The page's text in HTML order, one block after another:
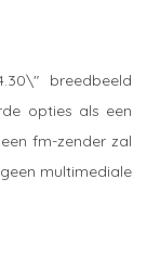
breedbeeld
opties als een
fm-zender zal
multimediale